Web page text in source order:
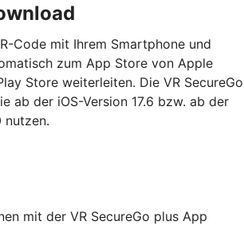
Code mit Ihrem Smartphone und
zum App Store von Apple
Store weiterleiten. Die VR SecureGo
ab der iOS-Version 17.6 bzw. ab der
nutzen.
mit der VR SecureGo plus App